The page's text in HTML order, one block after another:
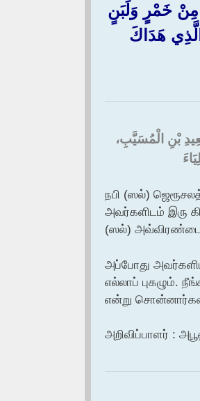
مِنْ خَمْرٍ وَلَبَنٍ
هَدَاكَ
بْنِ الْمُسَيَّبِ،
நபி (ஸல்)
அவர்களிடம் இரு
(ஸல்)
அப்போது
எல்லாப் புகழும்.
என்று
அறிவிப்பாளர் :